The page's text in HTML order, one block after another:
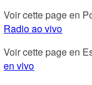
Voir cette page en
Radio ao vivo
Voir cette page en
en vivo